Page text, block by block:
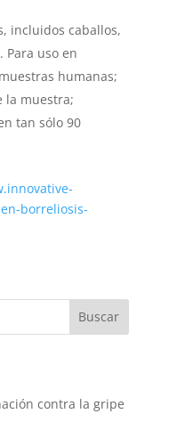
incluidos caballos,
Para uso en
humanas;
la muestra;
tan sólo 90
borreliosis-
Buscar
contra la gripe